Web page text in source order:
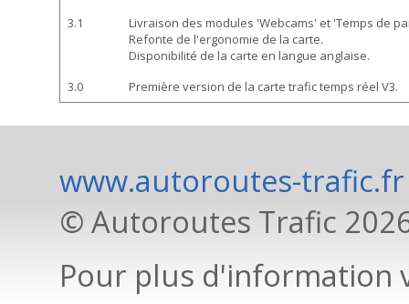
3.1
Livraison des modules 'Webcams' et 'Temps de
Refonte de l'ergonomie de la carte.
Disponibilité de la carte en langue anglaise.
3.0
Première version de la carte trafic temps réel V3.
www.autoroutes-trafic.fr
© Autoroutes Trafic
Pour plus d'information